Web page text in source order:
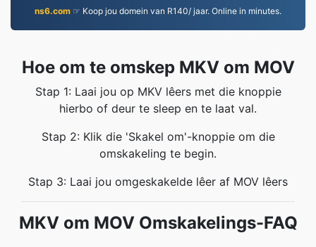
ns6.com ☞ Koop jou domein van R140/ jaar. Online in minutes.
Hoe om te omskep MKV om MOV
Stap 1: Laai jou op MKV lêers met die knoppie
hierbo of deur te sleep en te laat val.
Stap 2: Klik die 'Skakel om'-knoppie om die
omskakeling te begin.
Stap 3: Laai jou omgeskakelde lêer af MOV lêers
MKV om MOV Omskakelings-FAQ